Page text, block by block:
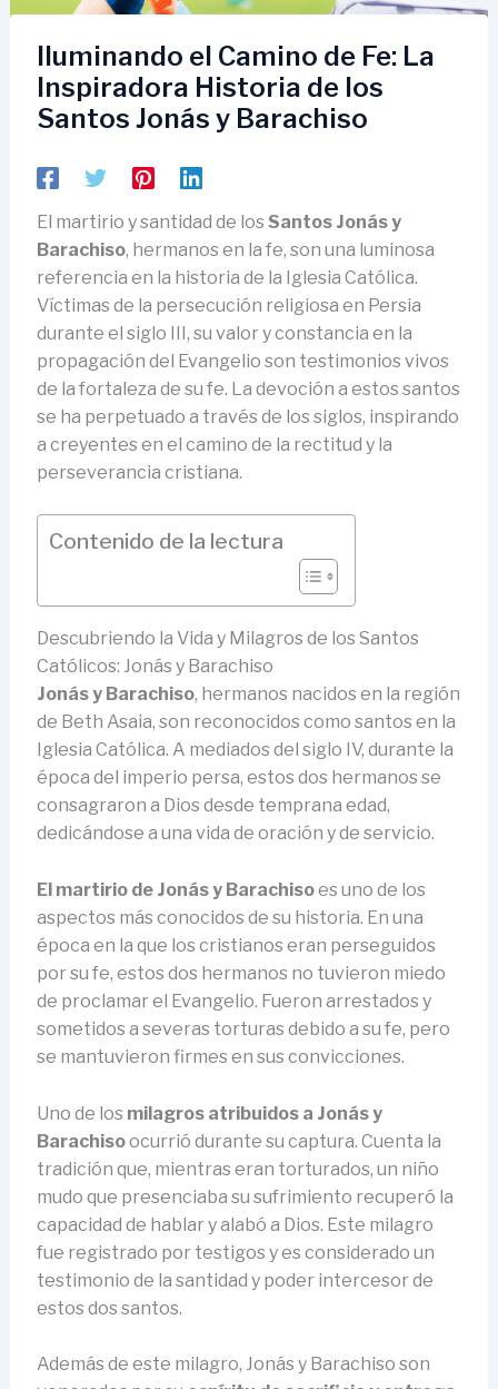
Iluminando el Camino de Fe: La
Inspiradora Historia de los
Santos Jonás y Barachiso
El martirio y santidad de los Santos Jonás y
Barachiso, hermanos en la fe, son una luminosa
referencia en la historia de la Iglesia Católica.
Víctimas de la persecución religiosa en Persia
durante el siglo III, su valor y constancia en la
propagación del Evangelio son testimonios vivos
de la fortaleza de su fe. La devoción a estos santos
se ha perpetuado a través de los siglos, inspirando
a creyentes en el camino de la rectitud y la
perseverancia cristiana.
Contenido de la lectura
Descubriendo la Vida y Milagros de los Santos
Católicos: Jonás y Barachiso
Jonás y Barachiso, hermanos nacidos en la región
de Beth Asaia, son reconocidos como santos en la
Iglesia Católica. A mediados del siglo IV, durante la
época del imperio persa, estos dos hermanos se
consagraron a Dios desde temprana edad,
dedicándose a una vida de oración y de servicio.
El martirio de Jonás y Barachisoes uno de los
aspectos más conocidos de su historia. En una
época en la que los cristianos eran perseguidos
por su fe, estos dos hermanos no tuvieron miedo
de proclamar el Evangelio. Fueron arrestados y
sometidos a severas torturas debido a su fe, pero
se mantuvieron firmes en sus convicciones.
Uno de los milagros atribuidos a Jonás y
Barachisoocurrió durante su captura. Cuenta la
tradición que, mientras eran torturados, un niño
mudo que presenciaba su sufrimiento recuperó la
capacidad de hablar y alabó a Dios. Este milagro
fue registrado por testigos y es considerado un
testimonio de la santidad y poder intercesor de
estos dos santos.
Además de este milagro, Jonás y Barachiso son